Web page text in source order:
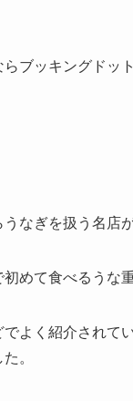
ブッキングドッ
なぎを扱う名店
めて食べるうな
よく紹介されて
。